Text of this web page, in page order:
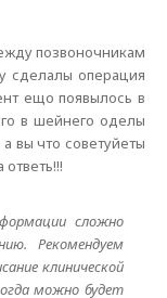
позвоночникам
сделалы операция
ещо появылось в
в шейнего оделы
вы что советуйеты
сложно
Рекомендуем
клинической
можно будет